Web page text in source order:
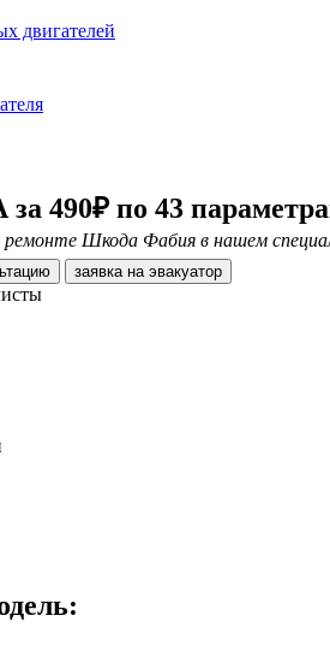
двигателей
490₽ по 43
ремонте Шкода Фабия в нашем
заявка на эвакуатор